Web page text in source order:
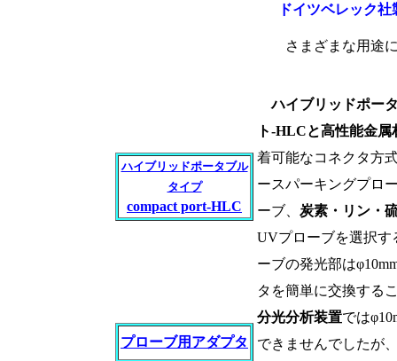
ドイツベレック
さまざまな用途
ハイブリッドポータブル
タイプ
compact port-HLC
ハイブリッドポー
ト-HLCと高性能金
着可能なコネクタ方
ースパーキングプロ
ーブ、 炭素・リン・
UVプローブを選択す
ーブの発光部は
タを簡単に交換する
分光分析装置では
できませんでしたが
プローブ用アダプタ